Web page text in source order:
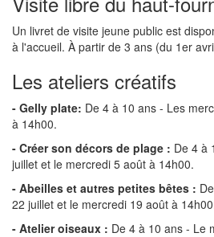
Un livret de visite jeune public est
à l'accueil. À partir de 3 ans (du 1er
Les ateliers créatifs
- Gelly plate: De 4 à 10 ans - Les
à 14h00.
- Créer son décors de plage : De 4 à
juillet et le mercredi 5 août à 14h00.
- Abeilles et autres petites bêtes :
22 juillet et le mercredi 19 août à
- Atelier oiseaux : De 4 à 10 ans - Le